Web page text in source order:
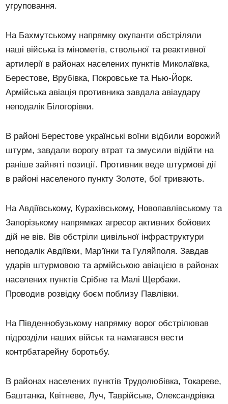
угруповання.
На Бахмутському напрямку окупанти обстріляли
наші війська із мінометів, ствольної та реактивної
артилерії в районах населених пунктів Миколаївка,
Берестове, Врубівка, Покровське та Нью-Йорк.
Армійська авіація противника завдала авіаудару
неподалік Білогорівки.
В районі Берестове українські воїни відбили ворожий
штурм, завдали ворогу втрат та змусили відійти на
раніше зайняті позиції. Противник веде штурмові дії
в районі населеного пункту Золоте, бої тривають.
На Авдіївському, Курахівському, Новопавлівському та
Запорізькому напрямках агресор активних бойових
дій не вів. Вів обстріли цивільної інфраструктури
неподалік Авдіївки, Мар’їнки та Гуляйполя. Завдав
ударів штурмовою та армійською авіацією в районах
населених пунктів Срібне та Малі Щербаки.
Проводив розвідку боєм поблизу Павлівки.
На Південнобузькому напрямку ворог обстрілював
підрозділи наших військ та намагався вести
контрбатарейну боротьбу.
В районах населених пунктів Трудолюбівка, Токареве,
Баштанка, Квітневе, Луч, Таврійське, Олександрівка